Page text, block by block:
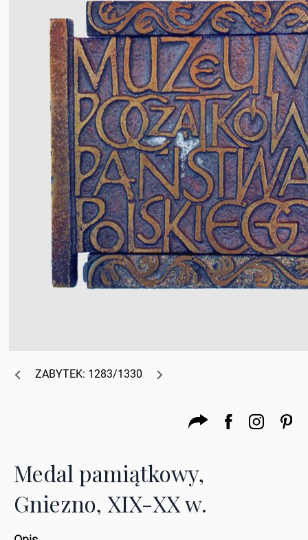
ZABYTEK: 1283/1330
Medal pamiątkowy,
Gniezno, XIX-XX w.